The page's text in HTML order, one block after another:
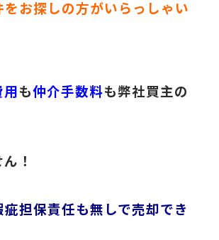
お探しの方がいらっしゃい
も仲介手数料も弊社買主の
！
担保責任も無しで売却でき